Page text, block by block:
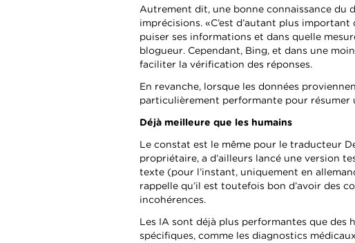
Autrement dit, une bonne connaissance du
imprécisions. «C’est d’autant plus
puiser ses informations et dans quelle
blogueur. Cependant, Bing, et dans une
faciliter la vérification des réponses.
En revanche, lorsque les données
particulièrement performante pour résumer
Déjà meilleure que les humains
Le constat est le même pour le traducteur
propriétaire, a d’ailleurs lancé une version
texte (pour l’instant, uniquement en
rappelle qu’il est toutefois bon d’avoir des
incohérences.
Les IA sont déjà plus performantes que des
spécifiques, comme les diagnostics